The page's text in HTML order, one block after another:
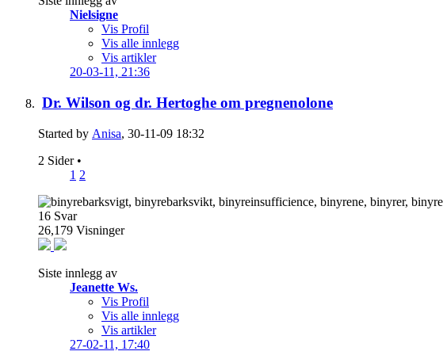
Nielsigne
Vis Profil
Vis alle innlegg
Vis artikler
20-03-11, 21:36
Dr. Wilson og dr. Hertoghe om pregnenolone
Started by Anisa, 30-11-09 18:32
2 Sider •
1 2
16 Svar
26,179 Visninger
Siste innlegg av
Jeanette Ws.
Vis Profil
Vis alle innlegg
Vis artikler
27-02-11, 17:40